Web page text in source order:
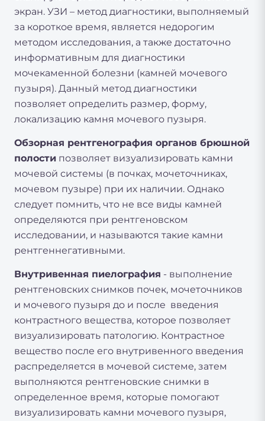
экран. УЗИ – метод диагностики, выполняемый
за короткое время, является недорогим
методом исследования, а также достаточно
информативным для диагностики
мочекаменной болезни (камней мочевого
пузыря). Данный метод диагностики
позволяет определить размер, форму,
локализацию камня мочевого пузыря.
Обзорная рентгенография органов брюшной
полости позволяет визуализировать камни
мочевой системы (в почках, мочеточниках,
мочевом пузыре) при их наличии. Однако
следует помнить, что не все виды камней
определяются при рентгеновском
исследовании, и называются такие камни
рентгеннегативными.
Внутривенная пиелография - выполнение
рентгеновских снимков почек, мочеточников
и мочевого пузыря до и после введения
контрастного вещества, которое позволяет
визуализировать патологию. Контрастное
вещество после его внутривенного введения
распределяется в мочевой системе, затем
выполняются рентгеновские снимки в
определенное время, которые помогают
визуализировать камни мочевого пузыря,